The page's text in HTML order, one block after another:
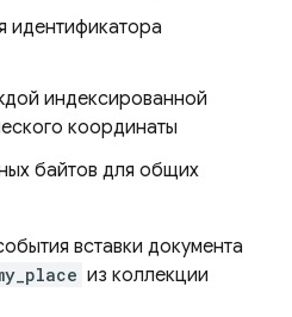
идентификатора
индексированной
координаты
байтов для общих
вставки документа
из коллекции